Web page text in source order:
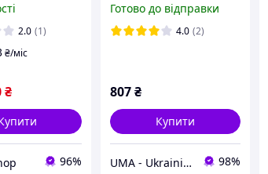
ліхтар
2.0 (1)
₴/міс
₴
96%
червоний+білий+ІЧ
Готово до відправки
4.0 (2)
807₴
Купити
UMA - Ukrainian Military Ammunition магазин амуніції 98%